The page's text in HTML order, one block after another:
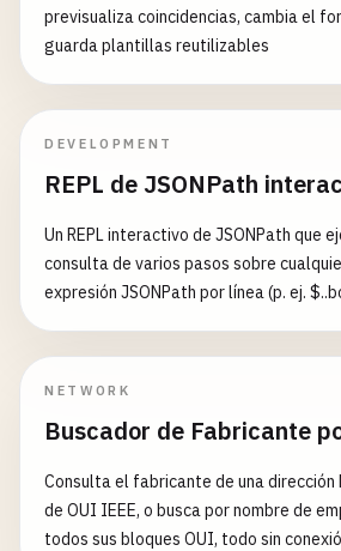
previsualiza coincidencias, cambia el
guarda plantillas reutilizables
DEVELOPMENT
REPL de JSONPath
Un REPL interactivo de JSONPath que
consulta de varios pasos sobre
expresión JSONPath por línea (p. ej.
e índices negativos.
NETWORK
Buscador de Fabricante
Consulta el fabricante de una dirección
de OUI IEEE, o busca por nombre de
todos sus bloques OUI, todo sin